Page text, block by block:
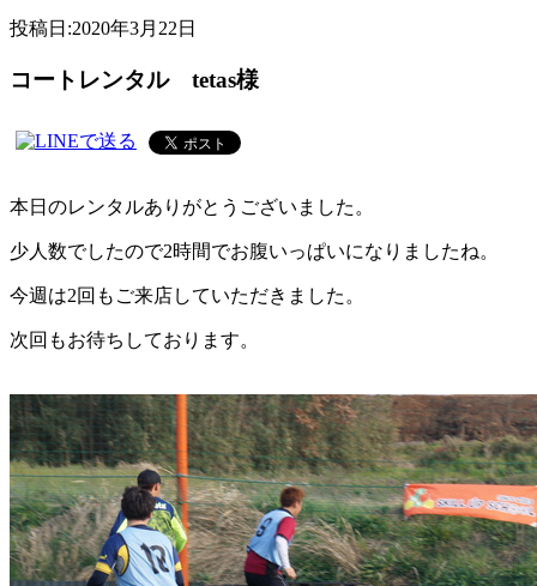
投稿日:2020年3月22日
コートレンタル tetas様
本日のレンタルありがとうございました。
少人数でしたので2時間でお腹いっぱいになりましたね。
今週は2回もご来店していただきました。
次回もお待ちしております。